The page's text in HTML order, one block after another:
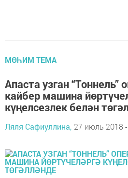
МӨҺИМ ТЕМА
Апаста узган “Тоннель”
кайбер машина
күңелсезлек белән
Ляля Сафиуллина, 27 июль 2018